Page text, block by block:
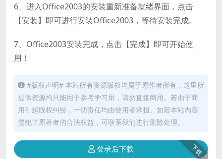
6、进入Office2003的安装重新准备就绪界面，点击
【安装】即可进行安装Office2003，等待安装完成。
7、Office2003安装完成，点击【完成】即可开始使
用！
#版权声明# 本站所有资源版权均属于原作者所有，这里所
提供资源均只能用于参考学习用，请勿直接商用。若由于商
用引起版权纠纷，一切责任均由使用者承担。如若本站内容
侵犯了原著者的合法权益，可联系我们进行删除处理。
下载
登录后下载